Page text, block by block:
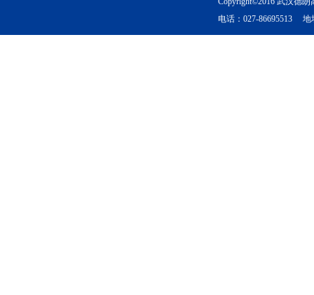
电话：027-86695513 地